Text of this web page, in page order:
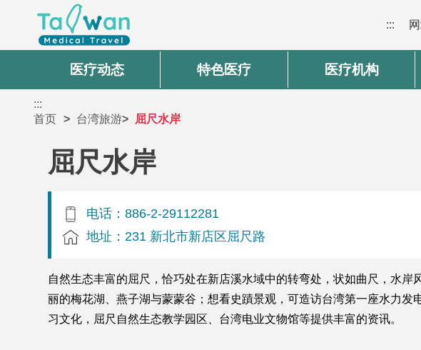
:::
医疗动态 特色医疗 医疗机构
:::
首页
台湾旅游 屈尺水岸
屈尺水岸
电话：886-2-29112281
地址：231 新北市新店区屈尺路
自然生态丰富的屈尺，恰巧处在新店溪水域中的转弯处，状如曲尺，水
丽的梅花湖、燕子湖与蒙蒙谷；想看史蹟景观，可造访台湾第一座水力
习文化，屈尺自然生态教学园区、台湾电业文物馆等提供丰富的资讯。